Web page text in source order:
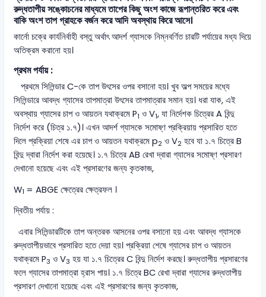
রুদ্ধতাপীয় সঙ্কোচনের মাধ্যমে তাপের কিছু অংশ কাজে রূপান্তরিত করে এবং
বাকি অংশ তাপ গ্রাহকে বর্জন করে আদি অবস্থায় কিরে আসে।
কার্নো চক্রে কার্যনির্বাহী বস্তু অর্থাৎ আদর্শ গ্যাসকে নিম্নবর্ণিত চারটি পর্যায়ের মধ্য দিয়ে
অতিক্রম করানো হয়।
প্রথম পর্যায় :
প্রথমে সিলিন্ডার C-কে তাপ উৎসের ওপর বসানো হয়। খুব অল্প সময়ের মধ্যে
সিলিন্ডারে আবদ্ধ গ্যাসের তাপমাত্রা উৎসের তাপমাত্রার সমান হয়। ধরা যাক, এই
অবস্থায় গ্যাসের চাপ ও আয়তন যথাক্রমে P1 ও V1, যা নির্দেশক চিত্রের A বিন্দু
নির্দেশ করে (চিত্র ১.৭)। এখন আদর্শ গ্যাসকে সমোষ্ণ প্রক্রিয়ায় প্রসারিত হতে
দিলে প্রক্রিয়া শেষে এর চাপ ও আয়তন যথাক্রমে p2 ও V2 হবে যা ১.৭ চিত্রে B
বিন্দু দ্বারা নির্দেশ করা হয়েছে। ১.৭ চিত্রে AB রেখা দ্বারা গ্যাসের সমোষ্ণ প্রসারণ
দেখানো হয়েছে এবং এই প্রসারণের জন্য কৃতকাজ,
W1 = ABGE ক্ষেত্রের ক্ষেত্রফল ।
দ্বিতীয় পর্যায় :
এবার সিলিন্ডারটিকে তাপ অন্তরক আসনের ওপর বসানো হয় এবং আবদ্ধ গ্যাসকে
রুদ্ধতাপীয়ভাবে প্রসারিত হতে দেয়া হয়। প্রক্রিয়া শেষে গ্যাসের চাপ ও আয়তন
যথাক্রমে P3 ও V3 হয় যা ১.৭ চিত্রের C বিন্দু নির্দেশ করছে। রুদ্ধতাপীয় প্রসারণের
ফলে গ্যাসের তাপমাত্রা হ্রাস পায়। ১.৭ চিত্রে BC রেখা দ্বারা গ্যাসের রুদ্ধতাপীয়
প্রসারণ দেখানো হয়েছে এবং এই প্রসারণের জন্য কৃতকাজ,